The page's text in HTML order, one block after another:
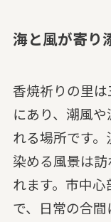
海と風が寄り
香焼祈りの里
にあり、潮風
れる場所です
染める風景は
れます。市中
で、日常の合